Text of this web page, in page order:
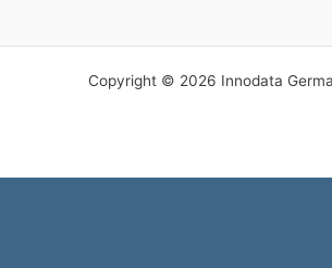
Copyright © 2026 Innodata